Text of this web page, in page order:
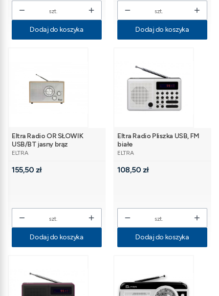
szt.
Dodaj do koszyka
szt.
Dodaj do koszyka
Eltra Radio OR SŁOWIK
USB/BT jasny brąz
PRODUCENT
ELTRA
Cena
155,50 zł
szt.
Dodaj do koszyka
Eltra Radio Pliszka USB, FM
białe
PRODUCENT
ELTRA
Cena
108,50 zł
szt.
Dodaj do koszyka